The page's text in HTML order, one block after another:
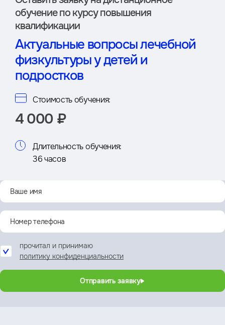
обучение по курсу повышения
квалификации
Актуальные вопросы лечебной
физкультуры у детей и
подростков
Стоимость обучения:
4 000 ₽
Длительность обучения:
36 часов
прочитал и принимаю
политику конфиденциальности
Отправить заявку